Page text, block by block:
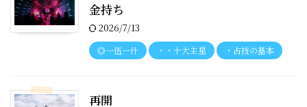
金持ち
2026/7/13
◎一伍一什 ・・十大主星 ・占技の基本
再開